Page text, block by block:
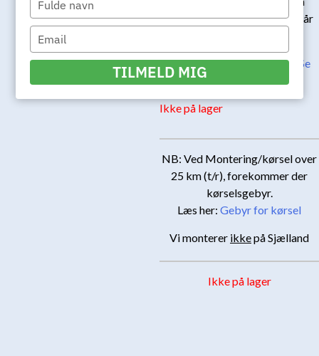
natten, mens du og familien får
Bliv klogere på produktet:
Se
Ikke på lager
NB: Ved Montering/kørsel over
25 km (t/r), forekommer der
kørselsgebyr.
Læs her: Gebyr for kørsel
Vi monterer ikkepå Sjælland
Ikke på lager
your
name
Type
your
email
TILMELD MIG